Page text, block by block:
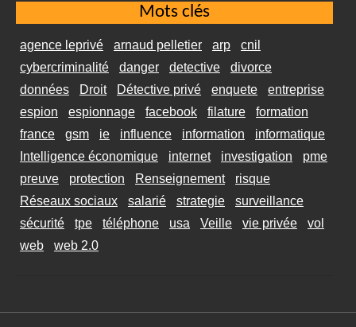
Mots clés
agence leprivé arnaud pelletier arp
cnil
cybercriminalité
danger detective
divorce
données
Droit Détective privé enquete
entreprise
espion
espionnage facebook filature
formation
france
gsm ie influence information
informatique
Intelligence économique
internet investigation
pme
preuve
protection Renseignement
risque
Réseaux sociaux
salarié strategie
surveillance
sécurité
tpe téléphone usa Veille vie privée
vol
web
web 2.0